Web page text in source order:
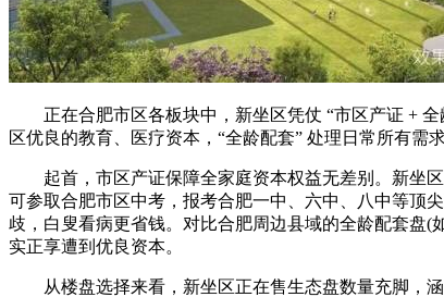
正在合肥市区各板块中，新坐区凭仗 “市区产证 + 全
区优良的教育、医疗资本，“全龄配套” 处理日常所有需
起首，市区产证保障全家庭资本权益无差别。新坐区
可参取合肥市区中考，报考合肥一中、六中、八中等顶
歧，白叟看病更省钱。对比合肥周边县域的全龄配套盘(
实正享遭到优良资本。
从楼盘选择来看，新坐区正在售生态盘数量充脚，涵